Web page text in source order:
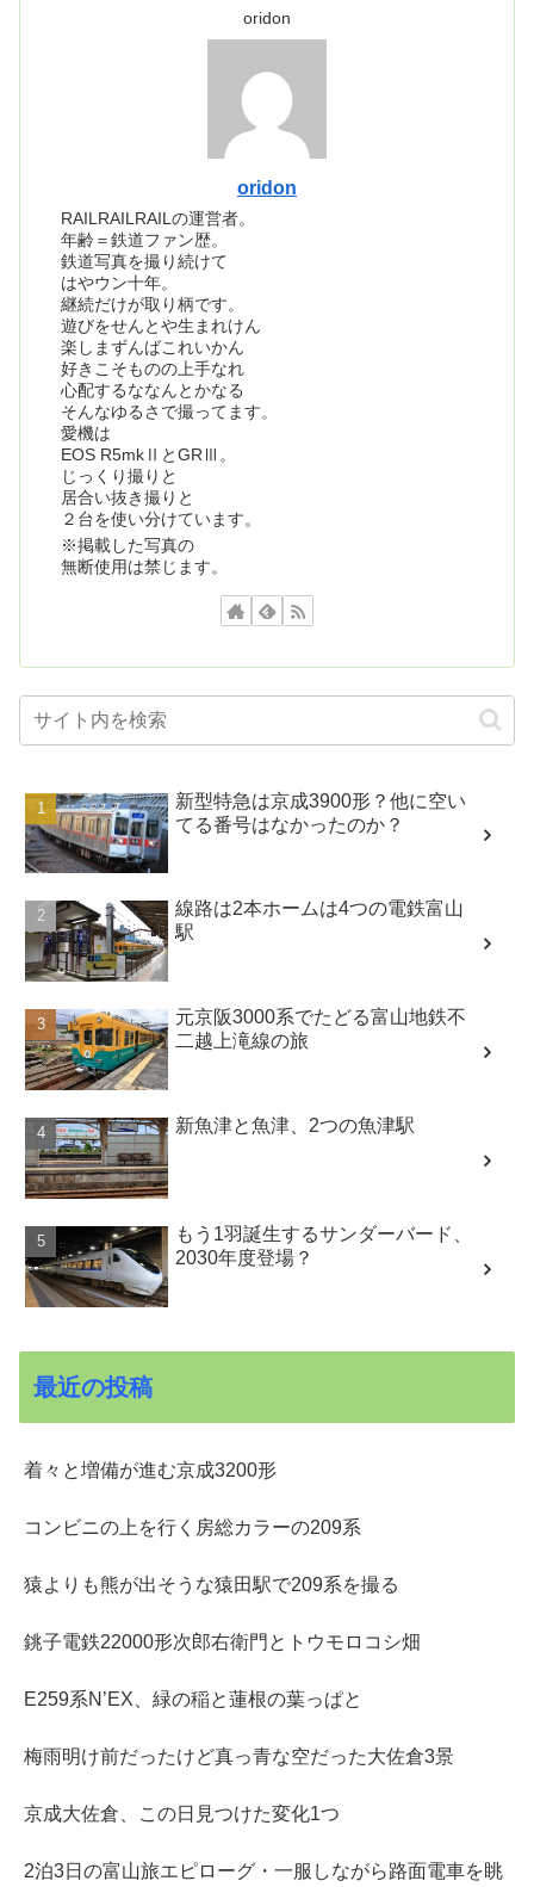
oridon
oridon
RAILRAILRAILの運営者。
年齢＝鉄道ファン歴。
鉄道写真を撮り続けて
はやウン十年。
継続だけが取り柄です。
遊びをせんとや生まれけん
楽しまずんばこれいかん
好きこそものの上手なれ
心配するななんとかなる
そんなゆるさで撮ってます。
愛機は
EOS R5mkⅡとGRⅢ。
じっくり撮りと
居合い抜き撮りと
２台を使い分けています。
※掲載した写真の
無断使用は禁じます。
新型特急は京成3900形？他に空い
てる番号はなかったのか？
線路は2本ホームは4つの電鉄富山
駅
元京阪3000系でたどる富山地鉄不
二越上滝線の旅
新魚津と魚津、2つの魚津駅
もう1羽誕生するサンダーバード、
2030年度登場？
最近の投稿
着々と増備が進む京成3200形
コンビニの上を行く房総カラーの209系
猿よりも熊が出そうな猿田駅で209系を撮る
銚子電鉄22000形次郎右衛門とトウモロコシ畑
E259系N’EX、緑の稲と蓮根の葉っぱと
梅雨明け前だったけど真っ青な空だった大佐倉3景
京成大佐倉、この日見つけた変化1つ
2泊3日の富山旅エピローグ・一服しながら路面電車を眺